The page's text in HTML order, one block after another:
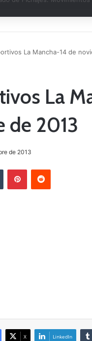
La Mancha-14 de
La
de 2013
de 2013
X LinkedIn